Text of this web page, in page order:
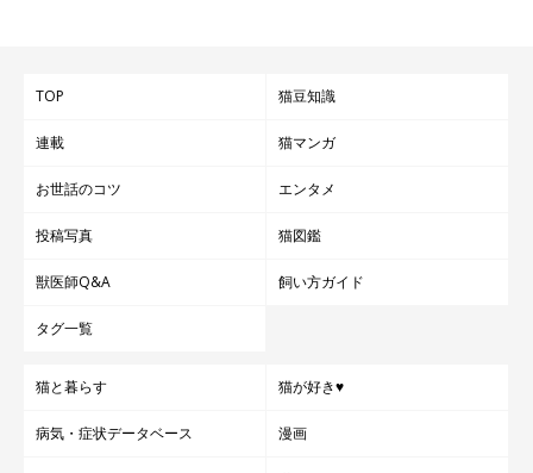
TOP 猫豆知識
連載 猫マンガ
お世話のコツ エンタメ
投稿写真 猫図鑑
獣医師Q&A 飼い方ガイド
タグ一覧
猫と暮らす 猫が好き♥
病気・症状データベース 漫画